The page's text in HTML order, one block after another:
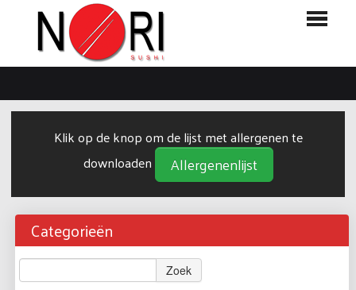
Klik op de knop om de lijst met allergenen te
downloaden
Allergenenlijst
Categorieën
Zoek